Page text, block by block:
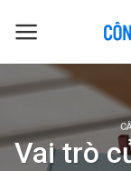
Vai trò